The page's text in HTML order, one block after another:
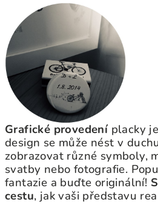
Grafické provedeníplacky
design se může nést v
zobrazovat různé symboly,
svatby nebo fotografie.
fantazie a buďte originální!
cestu, jak vaši představu